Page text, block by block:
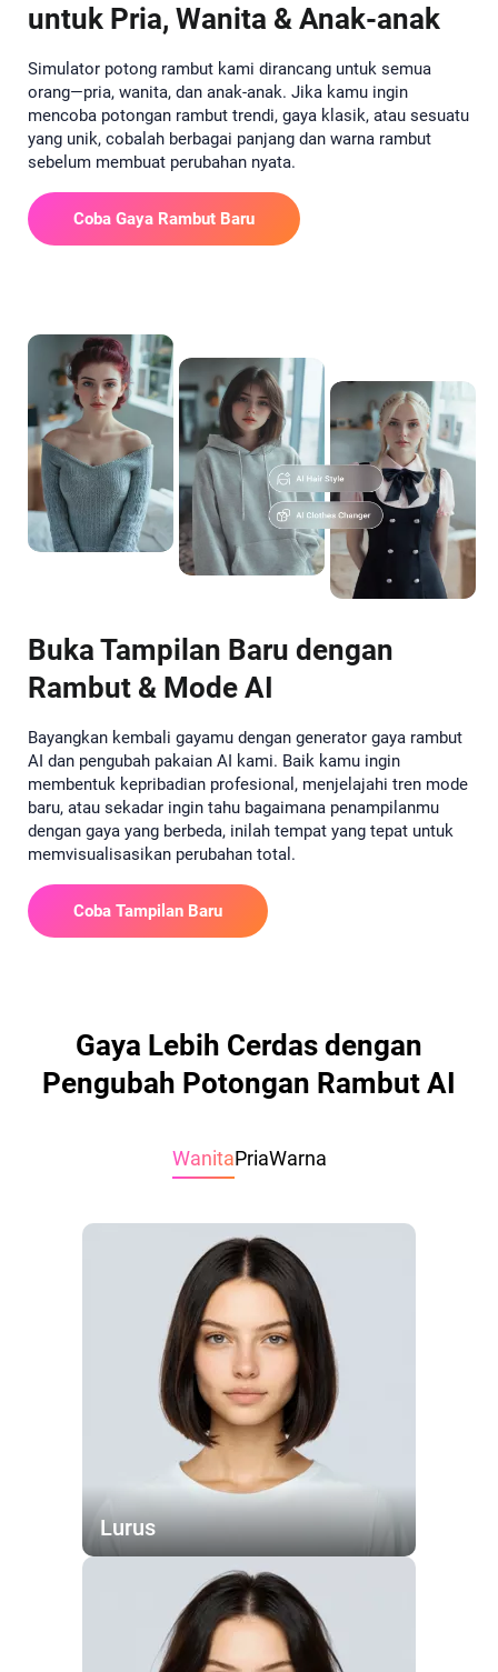
untuk Pria, Wanita & Anak-anak
Simulator potong rambut kami dirancang untuk semua
orang—pria, wanita, dan anak-anak. Jika kamu ingin
mencoba potongan rambut trendi, gaya klasik, atau sesuatu
yang unik, cobalah berbagai panjang dan warna rambut
sebelum membuat perubahan nyata.
Coba Gaya Rambut Baru
Buka Tampilan Baru dengan
Rambut & Mode AI
Bayangkan kembali gayamu dengan generator gaya rambut
AI dan pengubah pakaian AI kami. Baik kamu ingin
membentuk kepribadian profesional, menjelajahi tren mode
baru, atau sekadar ingin tahu bagaimana penampilanmu
dengan gaya yang berbeda, inilah tempat yang tepat untuk
memvisualisasikan perubahan total.
Coba Tampilan Baru
Gaya Lebih Cerdas dengan
Pengubah Potongan Rambut AI
WanitaPriaWarna
Lurus